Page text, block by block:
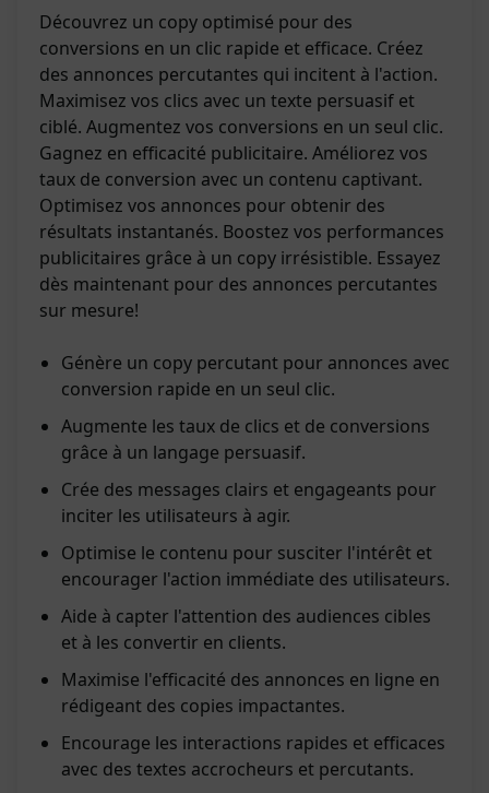
Découvrez un copy optimisé pour des
conversions en un clic rapide et efficace. Créez
des annonces percutantes qui incitent à l'action.
Maximisez vos clics avec un texte persuasif et
ciblé. Augmentez vos conversions en un seul clic.
Gagnez en efficacité publicitaire. Améliorez vos
taux de conversion avec un contenu captivant.
Optimisez vos annonces pour obtenir des
résultats instantanés. Boostez vos performances
publicitaires grâce à un copy irrésistible. Essayez
dès maintenant pour des annonces percutantes
sur mesure!
Génère un copy percutant pour annonces avec
conversion rapide en un seul clic.
Augmente les taux de clics et de conversions
grâce à un langage persuasif.
Crée des messages clairs et engageants pour
inciter les utilisateurs à agir.
Optimise le contenu pour susciter l'intérêt et
encourager l'action immédiate des utilisateurs.
Aide à capter l'attention des audiences cibles
et à les convertir en clients.
Maximise l'efficacité des annonces en ligne en
rédigeant des copies impactantes.
Encourage les interactions rapides et efficaces
avec des textes accrocheurs et percutants.